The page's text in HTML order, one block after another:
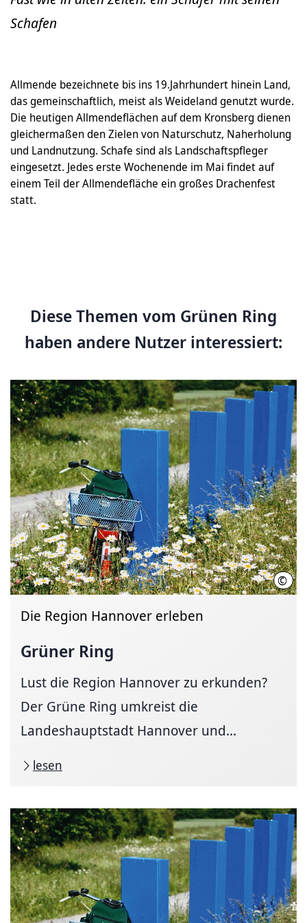
Schafen
Allmende bezeichnete bis ins 19.Jahrhundert hinein Land,
das gemeinschaftlich, meist als Weideland genutzt wurde.
Die heutigen Allmendeflächen auf dem Kronsberg dienen
gleichermaßen den Zielen von Naturschutz, Naherholung
und Landnutzung. Schafe sind als Landschaftspfleger
eingesetzt. Jedes erste Wochenende im Mai findet auf
einem Teil der Allmendefläche ein großes Drachenfest
statt.
Diese Themen vom Grünen Ring
haben andere Nutzer interessiert:
©
Die Region Hannover erleben
Grüner Ring
Lust die Region Hannover zu erkunden?
Der Grüne Ring umkreist die
Landeshauptstadt Hannover und...
lesen